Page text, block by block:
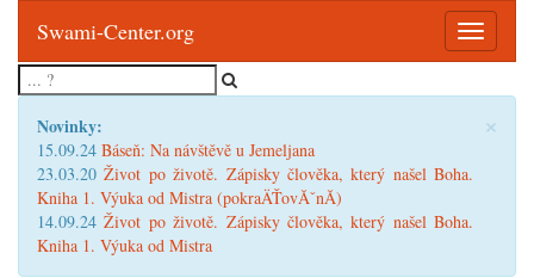
Toggle
Swami-Center.org
×
Novinky:
15.09.24 Báseň: Na návštěvě u Jemeljana
23.03.20Život po životě. Zápisky člověka, který našel Boha.
Kniha 1. Výuka od Mistra (pokraÄŤovĂˇnĂ­)
14.09.24Život po životě. Zápisky člověka, který našel Boha.
Kniha 1. Výuka od Mistra